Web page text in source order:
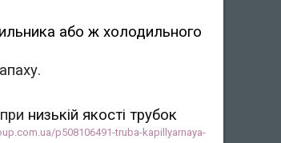
або ж холодильного
низькій якості трубок
p508106491-truba-kapillyarnaya-